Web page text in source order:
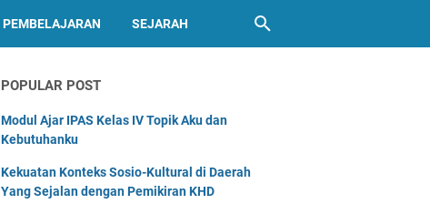
PEMBELAJARAN SEJARAH
POPULAR POST
Modul Ajar IPAS Kelas IV Topik Aku dan
Kebutuhanku
Kekuatan Konteks Sosio-Kultural di Daerah
Yang Sejalan dengan Pemikiran KHD